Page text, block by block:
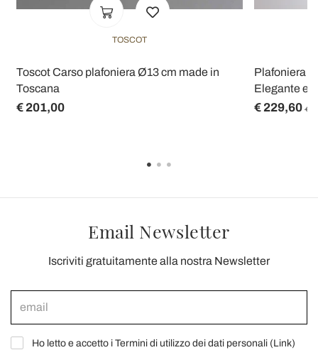
TOSCOT
Toscot Carso plafoniera Ø13 cm made in
Toscana
€ 201,00
Plafoniera
Elegante e
€ 229,60 €
Email Newsletter
Iscriviti gratuitamente alla nostra Newsletter
Ho letto e accetto i Termini di utilizzo dei dati personali (Link)